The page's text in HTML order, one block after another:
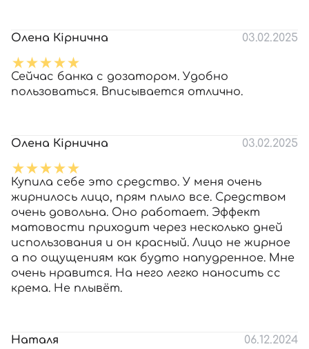
Олена Кірнична 03.02.2025
Сейчас банка с дозатором. Удобно
пользоваться. Вписывается отлично.
Олена Кірнична 03.02.2025
Купила себе это средство. У меня очень
жирнилось лицо, прям плыло все. Средством
очень довольна. Оно работает. Эффект
матовости приходит через несколько дней
использования и он красный. Лицо не жирное
а по ощущениям как будто напудренное. Мне
очень нравится. На него легко наносить сс
крема. Не плывёт.
Наталя 06.12.2024